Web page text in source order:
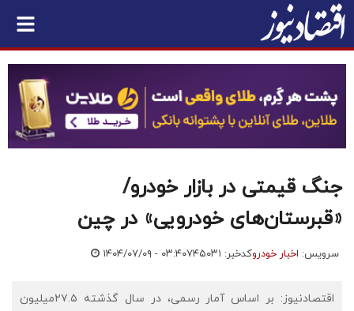
جنگ قیمتی در بازار خودرو/
«قبرستان‌های خودرویی» در چین
سرویس: اخبار خودروکدخبر: ۷۴۵۰۳۱ ۱۴۰۴/۰۷/۰۹ - ۰۳:۴۰
اقتصادنیوز: بر اساس آمار رسمی، در سال گذشته ۲۷.۵‌میلیون